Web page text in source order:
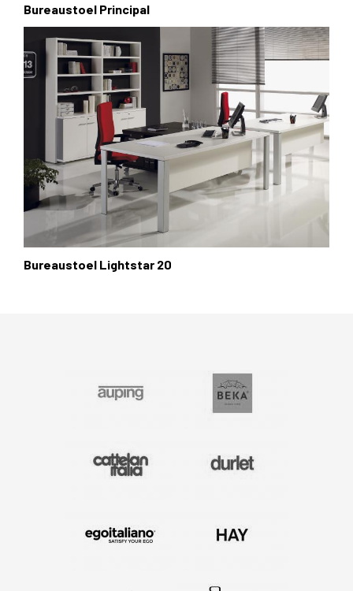
Bureaustoel Principal
Bureaustoel Lightstar 20